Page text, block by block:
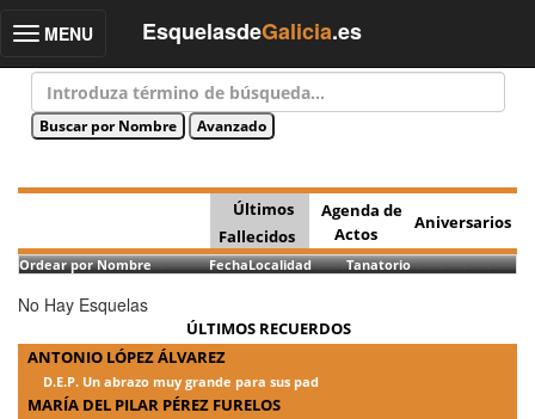
Toggle
MENU EsquelasdeGalicia.es
Últimos
Fallecidos
Agenda de
Actos
Aniversarios
Ordear por Nombre FechaLocalidad Tanatorio
No Hay Esquelas
ÚLTIMOS RECUERDOS
ANTONIO LÓPEZ ÁLVAREZ
D.E.P. Un abrazo muy grande para sus pad
MARÍA DEL PILAR PÉREZ FURELOS